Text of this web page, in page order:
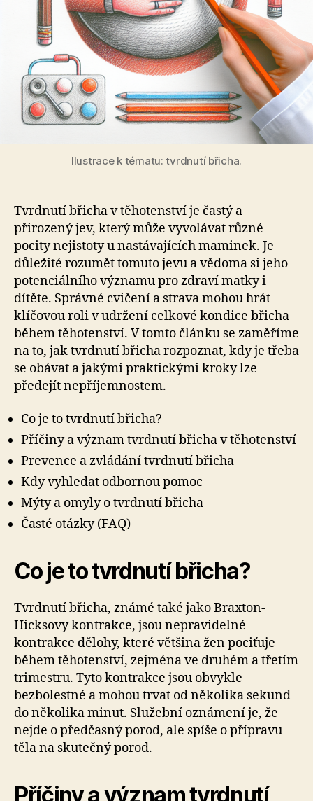
Ilustrace k tématu: tvrdnutí břicha.
Tvrdnutí břicha v těhotenství je častý a
přirozený jev, který může vyvolávat různé
pocity nejistoty u nastávajících maminek. Je
důležité rozumět tomuto jevu a vědoma si jeho
potenciálního významu pro zdraví matky i
dítěte. Správné cvičení a strava mohou hrát
klíčovou roli v udržení celkové kondice břicha
během těhotenství. V tomto článku se zaměříme
na to, jak tvrdnutí břicha rozpoznat, kdy je třeba
se obávat a jakými praktickými kroky lze
předejít nepříjemnostem.
Co je to tvrdnutí břicha?
Příčiny a význam tvrdnutí břicha v těhotenství
Prevence a zvládání tvrdnutí břicha
Kdy vyhledat odbornou pomoc
Mýty a omyly o tvrdnutí břicha
Časté otázky (FAQ)
Co je to tvrdnutí břicha?
Tvrdnutí břicha, známé také jako Braxton-
Hicksovy kontrakce, jsou nepravidelné
kontrakce dělohy, které většina žen pociťuje
během těhotenství, zejména ve druhém a třetím
trimestru. Tyto kontrakce jsou obvykle
bezbolestné a mohou trvat od několika sekund
do několika minut. Služební oznámení je, že
nejde o předčasný porod, ale spíše o přípravu
těla na skutečný porod.
Příčiny a význam tvrdnutí